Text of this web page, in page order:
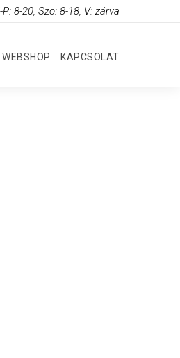
8-20, Szo: 8-18, V: zárva
WEBSHOP KAPCSOLAT